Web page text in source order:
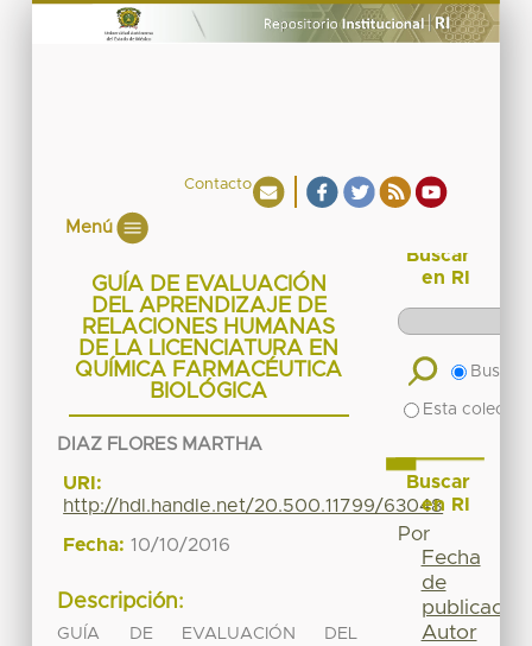
Contacto
Menú
GUÍA DE EVALUACIÓN
DEL APRENDIZAJE DE
RELACIONES HUMANAS
DE LA LICENCIATURA EN
QUÍMICA FARMACÉUTICA
BIOLÓGICA
DIAZ FLORES MARTHA
URI:
http://hdl.handle.net/20.500.11799/63048
Fecha: 10/10/2016
Descripción:
GUÍA DE EVALUACIÓN DEL
Buscar
en RI
Buscar
Esta
Buscar
en RI
Por
Fecha
de
publicación
Autor